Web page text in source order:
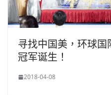
寻找中国美，环球
冠军诞生！
2018-04-08